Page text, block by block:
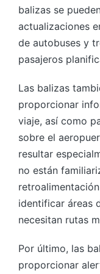
balizas se
actualizaciones
de autobuses y
pasajeros
Las balizas
proporcionar
viaje, así como
sobre el
resultar
no están
identificar áreas
necesitan rutas
Por último, las
proporcionar